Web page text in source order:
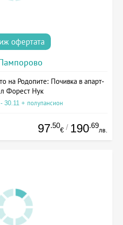
офертата
Пампорово
на Родопите: Почивка в апарт-
Форест Нук
30.11 + полупансион
97.50
€ / 190.69
лв.